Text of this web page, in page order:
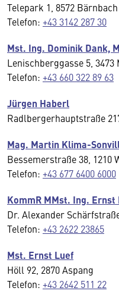
Telepark 1, 8572 Bärnbach
Telefon: +43 3142 287 30
Mst. Ing. Dominik Dank,
Lenischberggasse 5,
Telefon: +43 660 322 89 63
Jürgen Haberl
Radlbergerhauptstraße
Mag. Martin Klima-
Bessemerstraße 38, 1210
Telefon: +43 677 6400 6000
KommR MMst. Ing.
Dr. Alexander
Telefon: +43 2622 23865
Mst. Ernst Luef
Höll 92, 2870 Aspang
Telefon: +43 2642 511 22